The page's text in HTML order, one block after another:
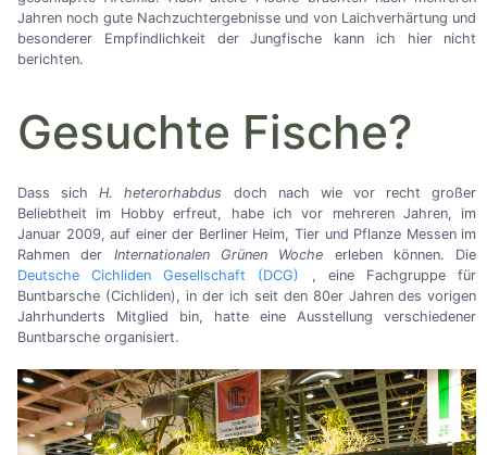
Jahren noch gute Nachzuchtergebnisse und von Laichverhärtung und
besonderer Empfindlichkeit der Jungfische kann ich hier nicht
berichten.
Gesuchte Fische?
Dass sichH. heterorhabdus doch nach wie vor recht großer
Beliebtheit im Hobby erfreut, habe ich vor mehreren Jahren, im
Januar 2009, auf einer der Berliner Heim, Tier und Pflanze Messen im
Rahmen der Internationalen Grünen Woche erleben können. Die
Deutsche Cichliden Gesellschaft (DCG)
, eine Fachgruppe für
Buntbarsche (Cichliden), in der ich seit den 80er Jahren des vorigen
Jahrhunderts Mitglied bin, hatte eine Ausstellung verschiedener
Buntbarsche organisiert.